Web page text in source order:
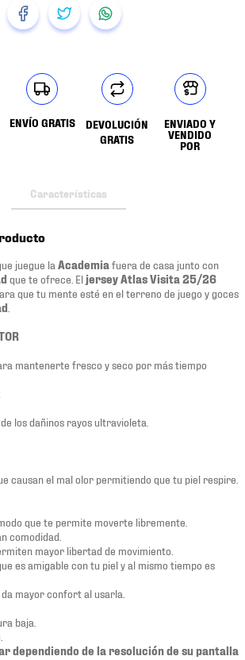
ENVÍO GRATIS
DEVOLUCIÓN
GRATIS
ENVIADO Y
VENDIDO
POR
Características
juegue la Academia fuera de casa junto con
que te ofrece. El jersey Atlas Visita 25/26
que tu mente esté en el terreno de juego y goces
mantenerte fresco y seco por más tiempo
los dañinos rayos ultravioleta.
causan el mal olor permitiendo que tu piel respire.
que te permite moverte libremente.
comodidad.
mayor libertad de movimiento.
es amigable con tu piel y al mismo tiempo es
mayor confort al usarla.
baja.
dependiendo de la resolución de su pantalla